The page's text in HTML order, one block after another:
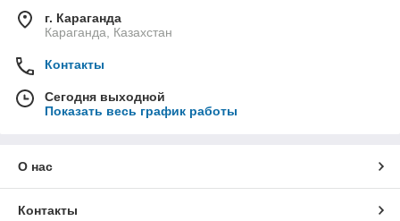
г. Караганда
Караганда, Казахстан
Контакты
Сегодня выходной
Показать весь график работы
О нас
Контакты